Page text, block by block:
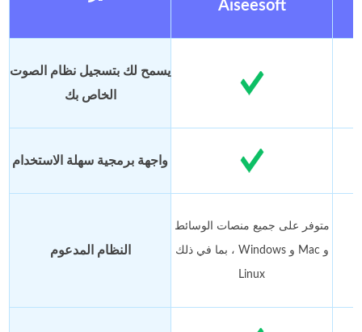
Aiseesoft
يسمح لك بتسجيل نظام الصوت
الخاص بك
واجهة برمجية سهلة الاستخدام
النظام المدعوم
متوفر على جميع منصات الوسائط
، بما في ذلك Windows و Mac و
Linux